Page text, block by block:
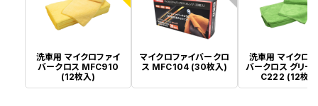
洗車用 マイクロファイ
バークロス MFC910
(12枚入)
マイクロファイバークロ
ス MFC104 (30枚入)
洗車用 マイクロ
バークロス グリー
C222 (12枚